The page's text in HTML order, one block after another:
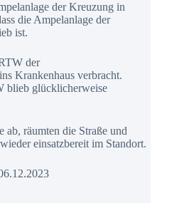
der Kreuzung in
die Ampelanlage der
ist.
der
Krankenhaus verbracht.
blieb glücklicherweise
ab, räumten die Straße und
einsatzbereit im Standort.